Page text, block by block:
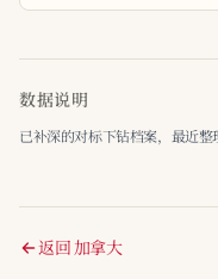
数据说明
已补深的对标下钻档案，最近整
返回 加拿大